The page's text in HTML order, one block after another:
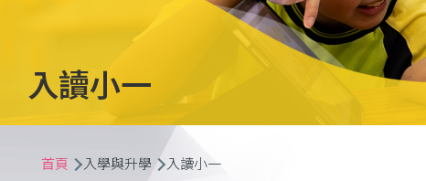
入讀小一
導
首頁 入學與升學 入讀小一